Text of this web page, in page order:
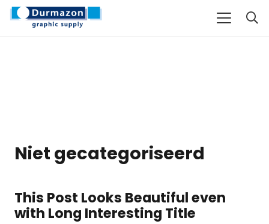
Niet gecategoriseerd
This Post Looks Beautiful even
with Long Interesting Title